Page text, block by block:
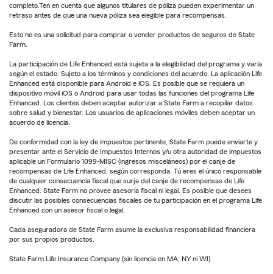
completo.Ten en cuenta que algunos titulares de póliza pueden experimentar un
retraso antes de que una nueva póliza sea elegible para recompensas.
Esto no es una solicitud para comprar o vender productos de seguros de State
Farm.
La participación de Life Enhanced está sujeta a la elegibilidad del programa y varía
según el estado. Sujeto a los términos y condiciones del acuerdo. La aplicación Life
Enhanced está disponible para Android e iOS. Es posible que se requiera un
dispositivo móvil iOS o Android para usar todas las funciones del programa Life
Enhanced. Los clientes deben aceptar autorizar a State Farm a recopilar datos
sobre salud y bienestar. Los usuarios de aplicaciones móviles deben aceptar un
acuerdo de licencia.
De conformidad con la ley de impuestos pertinente, State Farm puede enviarte y
presentar ante el Servicio de Impuestos Internos y/u otra autoridad de impuestos
aplicable un Formulario 1099-MISC (ingresos misceláneos) por el canje de
recompensas de Life Enhanced, según corresponda. Tú eres el único responsable
de cualquier consecuencia fiscal que surja del canje de recompensas de Life
Enhanced. State Farm no provee asesoría fiscal ni legal. Es posible que desees
discutir las posibles consecuencias fiscales de tu participación en el programa Life
Enhanced con un asesor fiscal o legal.
Cada aseguradora de State Farm asume la exclusiva responsabilidad financiera
por sus propios productos.
State Farm Life Insurance Company (sin licencia en MA, NY ni WI)